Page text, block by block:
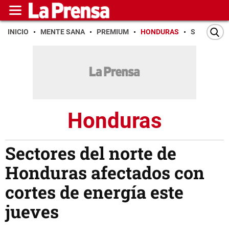
INICIO MENTE SANA PREMIUM HONDURAS SAN PEDRO
Honduras
Sectores del norte de
Honduras afectados con
cortes de energía este
jueves